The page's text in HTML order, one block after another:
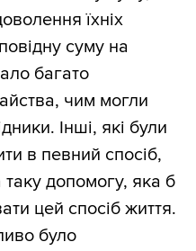
їхніх
суму на
багато
чим могли
Інші, які були
в певний спосіб,
допомогу, яка б
цей спосіб життя.
було